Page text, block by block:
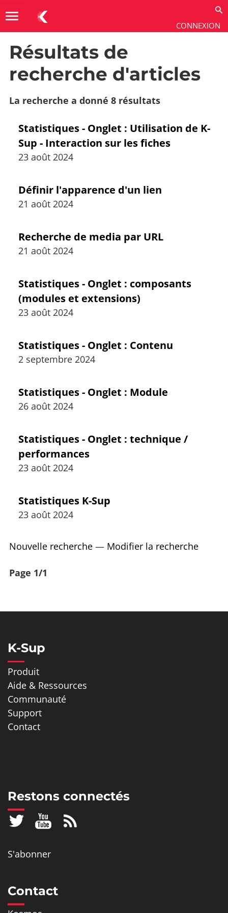
CONNEXION
menu
Aide & Ressources →Versions de maintenance
Version 7
Résultats de
recherche d'articles
La recherche a donné 8 résultats
Statistiques - Onglet : Utilisation de K-
Sup - Interaction sur les fiches
23 août 2024
Définir l'apparence d'un lien
21 août 2024
Recherche de media par URL
21 août 2024
Statistiques - Onglet : composants
(modules et extensions)
23 août 2024
Statistiques - Onglet : Contenu
2 septembre 2024
Statistiques - Onglet : Module
26 août 2024
Statistiques - Onglet : technique /
performances
23 août 2024
Statistiques K-Sup
23 août 2024
Nouvelle recherche — Modifier la recherche
Page 1/1
K-Sup
Produit
Aide & Ressources
Communauté
Support
Contact
Restons connectés
S'abonner
Contact